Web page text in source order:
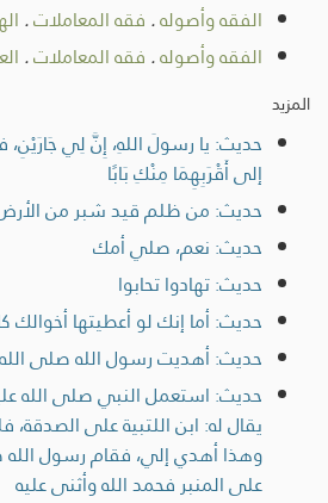
الفقه وأصوله. فقه المعاملات.
الفقه وأصوله. فقه المعاملات.
المزيد
حديث: يا رسولَ اللهِ، إِنَّ لِي
إلى أَقْرَبِهِمَا مِنْكِ بَابًا
حديث: من ظلم قيد شبر من
حديث: نعم، صلي أمك
حديث: تهادوا تحابوا
حديث: أما إنك لو أعطيتها
حديث: أهديت رسول الله صلى
حديث: استعمل النبي صلى الله
يقال له: ابن اللتبية على
وهذا أهدي إلي، فقام رسول
على المنبر فحمد الله وأثنى عليه